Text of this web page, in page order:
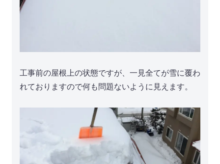
工事前の屋根上の状態ですが、一見全てが雪に覆わ
れておりますので何も問題ないように見えます。